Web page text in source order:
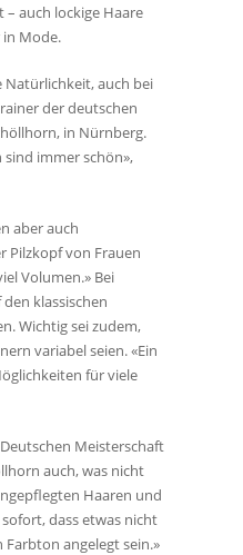
auch lockige Haare
Mode.
Natürlichkeit, auch bei
der deutschen
in Nürnberg.
immer schön»,
aber auch
Pilzkopf von Frauen
Volumen.» Bei
klassischen
Wichtig sei zudem,
variabel seien. «Ein
für viele
Meisterschaft
auch, was nicht
Haaren und
dass etwas nicht
angelegt sein.»